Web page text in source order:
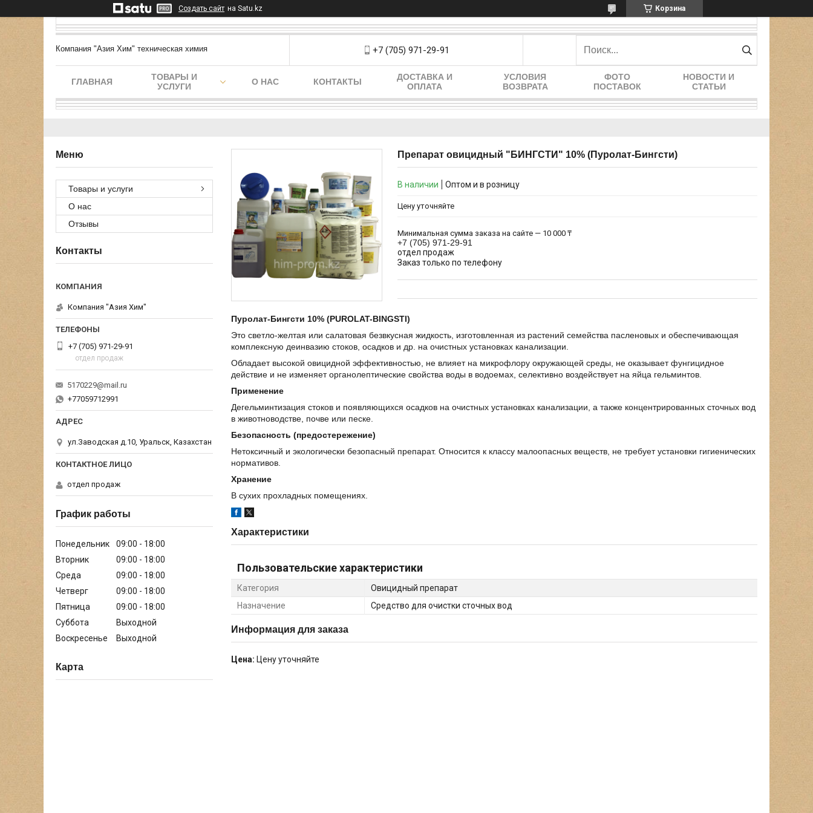
Создать сайт на Satu.kz Корзина
Компания "Азия Хим" техническая химия +7 (705) 971-29-91
ГЛАВНАЯ
ТОВАРЫ И
УСЛУГИ
О НАС КОНТАКТЫ
ДОСТАВКА И
ОПЛАТА
УСЛОВИЯ
ВОЗВРАТА
ФОТО
ПОСТАВОК
НОВОСТИ И
СТАТЬИ
Препарат овицидный "БИНГСТИ" 10% (Пуролат-Бингсти)
В наличии Оптом и в розницу
Цену уточняйте
Минимальная сумма заказа на сайте — 10 000 ₸
+7 (705) 971-29-91
отдел продаж
Заказ только по телефону
Пуролат-Бингсти 10% (PUROLAT-BINGSTI)
Это светло-желтая или салатовая безвкусная жидкость, изготовленная из растений семейства пасленовых и обеспечивающая
комплексную деинвазию стоков, осадков и др. на очистных установках канализации.
Обладает высокой овицидной эффективностью, не влияет на микрофлору окружающей среды, не оказывает фунгицидное
действие и не изменяет органолептические свойства воды в водоемах, селективно воздействует на яйца гельминтов.
Применение
Дегельминтизация стоков и появляющихся осадков на очистных установках канализации, а также концентрированных сточных вод
в животноводстве, почве или песке.
Безопасность (предостережение)
Нетоксичный и экологически безопасный препарат. Относится к классу малоопасных веществ, не требует установки гигиенических
нормативов.
Хранение
В сухих прохладных помещениях.
Характеристики
Пользовательские характеристики
Категория
Овицидный препарат
Назначение
Средство для очистки сточных вод
Информация для заказа
Цена: Цену уточняйте
Товары и услуги
О нас
Отзывы
Контакты
Компания "Азия Хим"
+7 (705) 971-29-91
отдел продаж
5170229@mail.ru
+77059712991
ул.Заводская д.10, Уральск, Казахстан
отдел продаж
График работы
Понедельник 09:00
18:00
Вторник
09:00
18:00
Среда
09:00
18:00
Четверг
09:00
18:00
Пятница
09:00
18:00
Суббота
Выходной
Воскресенье
Выходной
Карта